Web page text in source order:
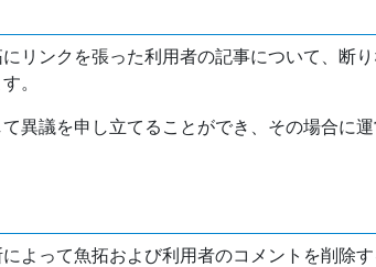
リンクを張った利用者の記事について、断
。
異議を申し立てることができ、その場合に
よって魚拓および利用者のコメントを削除